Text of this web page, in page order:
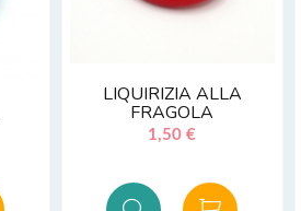
LIQUIRIZIA ALLA
FRAGOLA
1,50 €